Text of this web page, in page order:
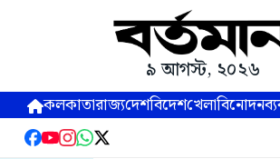
৯ আগস্ট, ২০২৬
কলকাতারাজ্যদেশবিদেশখেলাবিনোদন